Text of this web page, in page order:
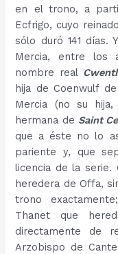
en el trono, a
Ecfrigo, cuyo
sólo duró 141 días.
Mercia, entre los
nombre real
hija de Coenwulf
Mercia (no su
hermana de Saint
que a éste no lo
pariente y, que
licencia de la serie.
heredera de Offa,
trono
Thanet que
directamente de
Arzobispo de